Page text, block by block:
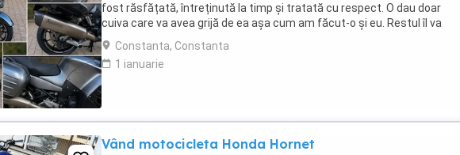
fost răsfățată, întreținută la timp și tratată cu respect. O dau doar
cuiva care va avea grijă de ea așa cum am făcut-o și eu. Restul îl va
convinge ea la prima cheie. Vă ...
Constanta, Constanta
1 ianuarie
Vând motocicleta Honda Hornet